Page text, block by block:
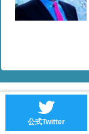
Copyright ©
公式Twitter